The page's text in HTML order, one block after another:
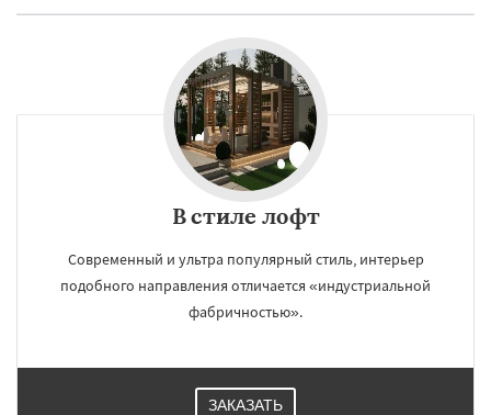
В стиле лофт
Современный и ультра популярный стиль, интерьер
подобного направления отличается «индустриальной
фабричностью».
ЗАКАЗАТЬ